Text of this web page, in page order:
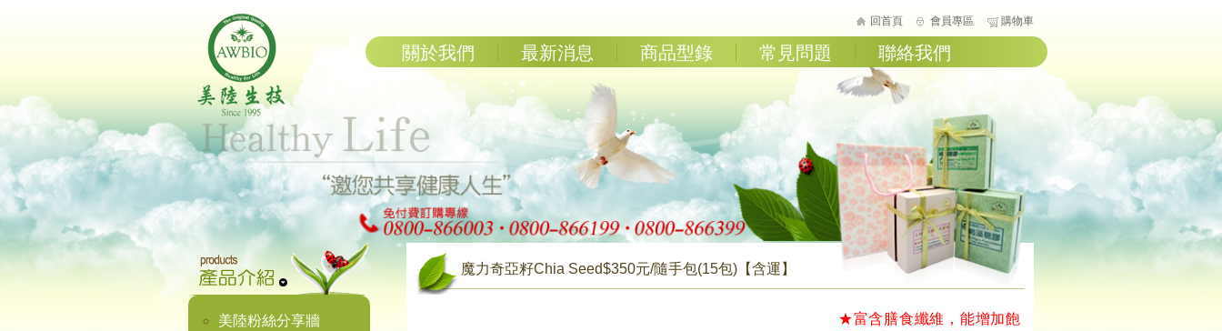
回首頁 會員專區 購物車
關於我們 最新消息 商品型錄 常見問題 聯絡我們
魔力奇亞籽Chia Seed$350元/隨手包(15包)【含運】
★富含膳食纖維，能增加飽
美陸粉絲分享牆